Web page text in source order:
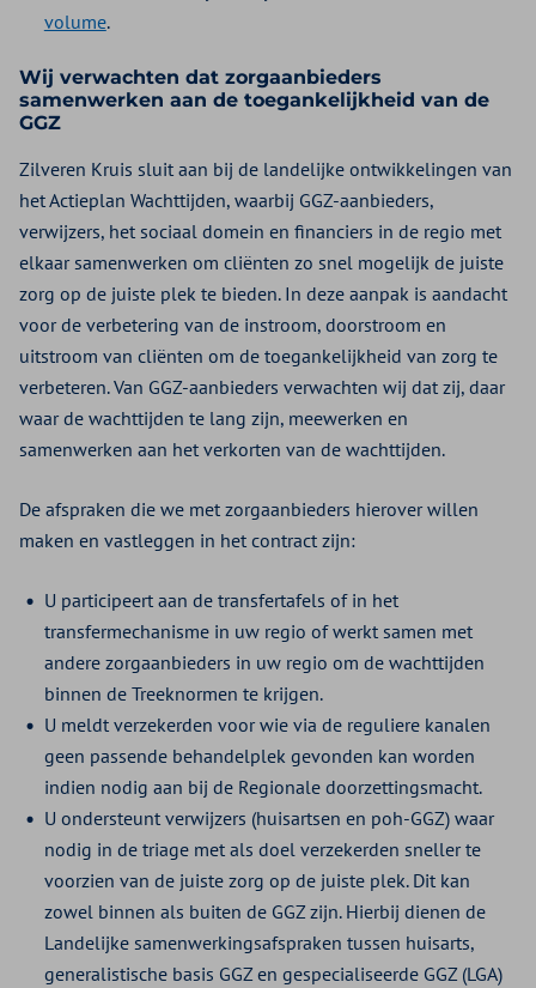
volume.
Wij verwachten dat zorgaanbieders
samenwerken aan de toegankelijkheid van de
GGZ
Zilveren Kruis sluit aan bij de landelijke ontwikkelingen van
het Actieplan Wachttijden, waarbij GGZ-aanbieders,
verwijzers, het sociaal domein en financiers in de regio met
elkaar samenwerken om cliënten zo snel mogelijk de juiste
zorg op de juiste plek te bieden. In deze aanpak is aandacht
voor de verbetering van de instroom, doorstroom en
uitstroom van cliënten om de toegankelijkheid van zorg te
verbeteren. Van GGZ-aanbieders verwachten wij dat zij, daar
waar de wachttijden te lang zijn, meewerken en
samenwerken aan het verkorten van de wachttijden.
De afspraken die we met zorgaanbieders hierover willen
maken en vastleggen in het contract zijn:
U participeert aan de transfertafels of in het
transfermechanisme in uw regio of werkt samen met
andere zorgaanbieders in uw regio om de wachttijden
binnen de Treeknormen te krijgen.
U meldt verzekerden voor wie via de reguliere kanalen
geen passende behandelplek gevonden kan worden
indien nodig aan bij de Regionale doorzettingsmacht.
U ondersteunt verwijzers (huisartsen en poh-GGZ) waar
nodig in de triage met als doel verzekerden sneller te
voorzien van de juiste zorg op de juiste plek. Dit kan
zowel binnen als buiten de GGZ zijn. Hierbij dienen de
Landelijke samenwerkingsafspraken tussen huisarts,
generalistische basis GGZ en gespecialiseerde GGZ (LGA)